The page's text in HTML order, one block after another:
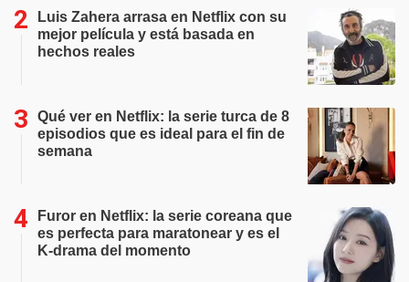
Luis Zahera arrasa en Netflix con su
mejor película y está basada en
hechos reales
Qué ver en Netflix: la serie turca de 8
episodios que es ideal para el fin de
semana
Furor en Netflix: la serie coreana que
es perfecta para maratonear y es el
K-drama del momento